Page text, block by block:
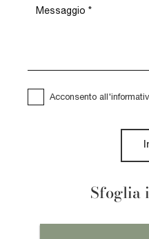
Sfoglia
Acconsento